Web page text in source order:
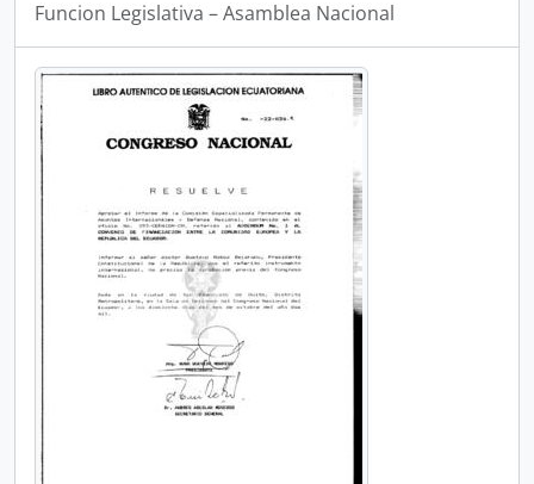
Funcion Legislativa – Asamblea Nacional